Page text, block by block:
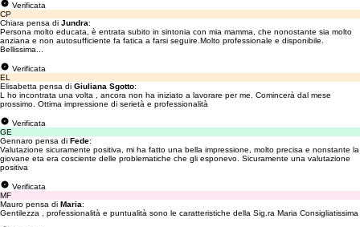
Verificata
CP
Chiara pensa di Jundra:
Persona molto educata, è entrata subito in sintonia con mia mamma, che nonostante sia molto
anziana e non autosufficiente fa fatica a farsi seguire.Molto professionale e disponibile.
Bellissima...
Verificata
EL
Elisabetta pensa di Giuliana Sgotto:
L ho incontrata una volta , ancora non ha iniziato a lavorare per me. Comincerà dal mese
prossimo. Ottima impressione di serietà e professionalità
Verificata
GE
Gennaro pensa di Fede:
Valutazione sicuramente positiva, mi ha fatto una bella impressione, molto precisa e nonstante la
giovane eta era cosciente delle problematiche che gli esponevo. Sicuramente una valutazione
positiva
Verificata
MF
Mauro pensa di Maria:
Gentilezza , professionalità e puntualità sono le caratteristiche della Sig.ra Maria Consigliatissima